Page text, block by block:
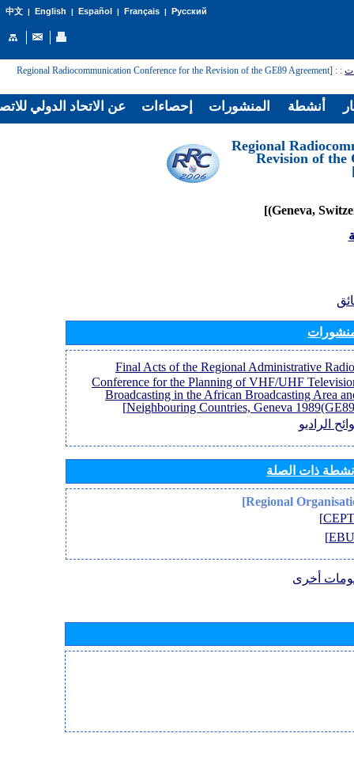
中文| English | Español | Français| Русский
:
: [Regional Radiocommunication Conference for the Revision of the GE89 Agreement
[Regional
Revision of the
[Final Acts of the Regional Administrative Radio
Conference for the Planning of VHF/UHF
Broadcasting in the African Broadcasting Area
Neighbouring Countries, Geneva
الراديو
ذات الصلة
أخرى
عن الاتحاد الدولي إحصاءات المنشورات أنشطة